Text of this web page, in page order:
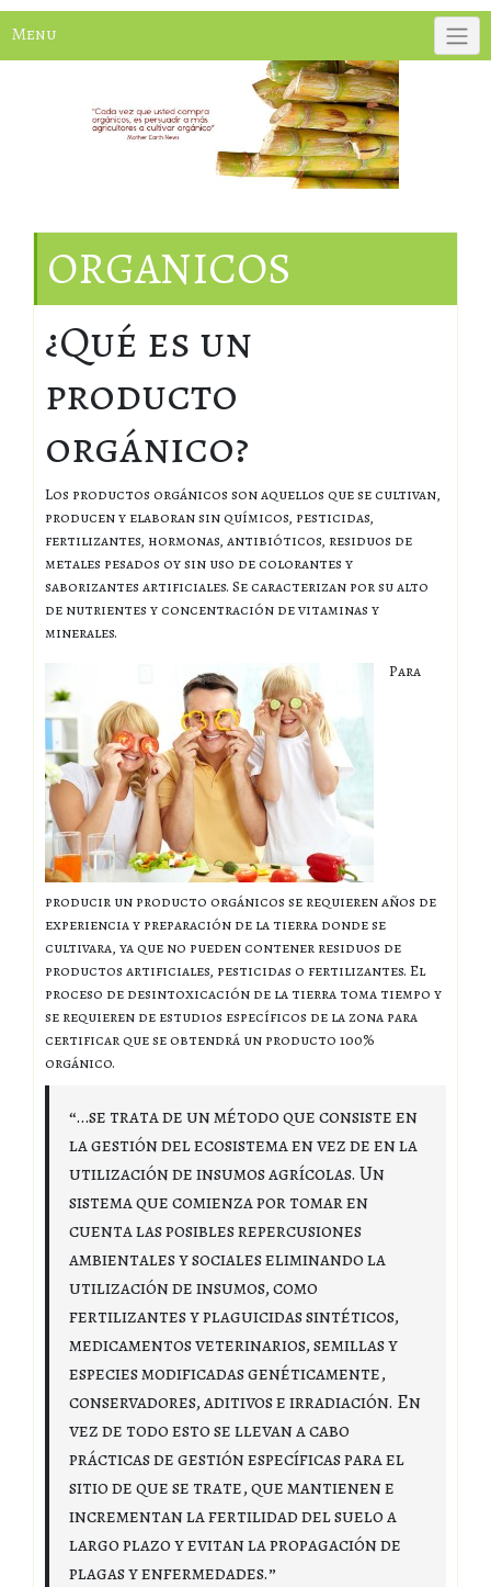
Menu
ORGANICOS
¿Qué es un
producto
orgánico?
Los productos orgánicos son aquellos que se cultivan,
producen y elaboran sin químicos, pesticidas,
fertilizantes, hormonas, antibióticos, residuos de
metales pesados oy sin uso de colorantes y
saborizantes artificiales. Se caracterizan por su alto
de nutrientes y concentración de vitaminas y
minerales.
Para
producir un producto orgánicos se requieren años de
experiencia y preparación de la tierra donde se
cultivara, ya que no pueden contener residuos de
productos artificiales, pesticidas o fertilizantes. El
proceso de desintoxicación de la tierra toma tiempo y
se requieren de estudios específicos de la zona para
certificar que se obtendrá un producto 100%
orgánico.
“…se trata de un método que consiste en
la gestión del ecosistema en vez de en la
utilización de insumos agrícolas. Un
sistema que comienza por tomar en
cuenta las posibles repercusiones
ambientales y sociales eliminando la
utilización de insumos, como
fertilizantes y plaguicidas sintéticos,
medicamentos veterinarios, semillas y
especies modificadas genéticamente,
conservadores, aditivos e irradiación. En
vez de todo esto se llevan a cabo
prácticas de gestión específicas para el
sitio de que se trate, que mantienen e
incrementan la fertilidad del suelo a
largo plazo y evitan la propagación de
plagas y enfermedades.”